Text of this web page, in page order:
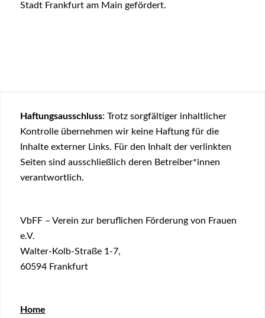
Stadt Frankfurt am Main gefördert.
Haftungsausschluss: Trotz sorgfältiger inhaltlicher
Kontrolle übernehmen wir keine Haftung für die
Inhalte externer Links. Für den Inhalt der verlinkten
Seiten sind ausschließlich deren Betreiber*innen
verantwortlich.
VbFF – Verein zur beruflichen Förderung von Frauen
e.V.
Walter-Kolb-Straße 1-7,
60594 Frankfurt
Home